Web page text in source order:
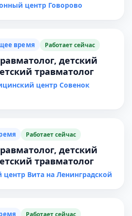
центр Говорово
время Работает сейчас
детский
травматолог
центр Совенок
Работает сейчас
детский
травматолог
Вита на Ленинградской
Работает сейчас